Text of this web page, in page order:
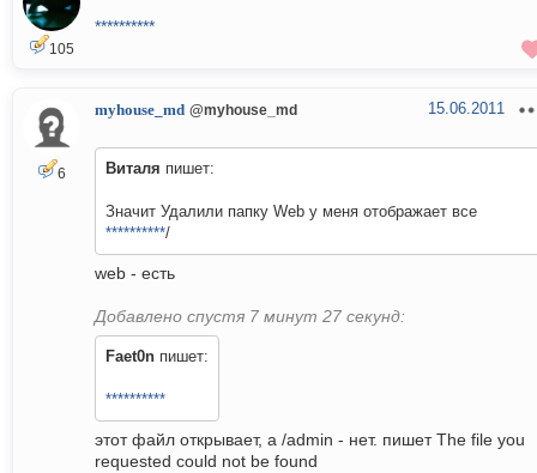
105
**********
6
myhouse_md @myhouse_md 15.06.2011
Виталя пишет:
Значит Удалили папку Web у меня отображает все
**********/
web - есть
Добавлено спустя 7 минут 27 секунд:
Faet0n пишет:
**********
этот файл открывает, а /admin - нет. пишет The file you
requested could not be found